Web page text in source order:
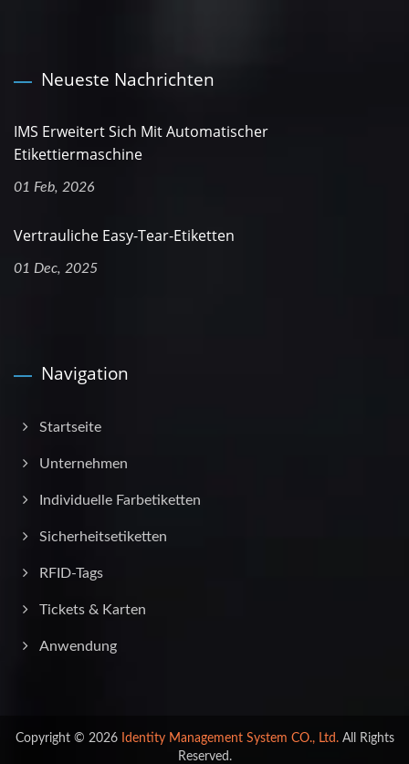
Neueste Nachrichten
IMS Erweitert Sich Mit Automatischer
Etikettiermaschine
01 Feb, 2026
Vertrauliche Easy-Tear-Etiketten
01 Dec, 2025
Navigation
Startseite
Unternehmen
Individuelle Farbetiketten
Sicherheitsetiketten
RFID-Tags
Tickets & Karten
Anwendung
Copyright © 2026 Identity Management System CO., Ltd.All Rights
Reserved.